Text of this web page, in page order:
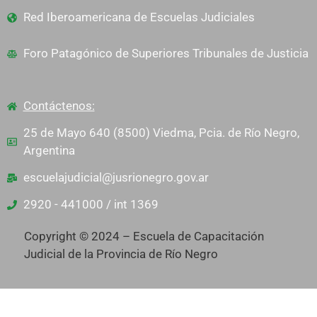
Red Iberoamericana de Escuelas Judiciales
Foro Patagónico de Superiores Tribunales de Justicia
Contáctenos:
25 de Mayo 640 (8500) Viedma, Pcia. de Río Negro,
Argentina
escuelajudicial@jusrionegro.gov.ar
2920 - 441000 / int 1369
Copyright © 2024 – Escuela de Capacitación
Judicial de la Provincia de Río Negro